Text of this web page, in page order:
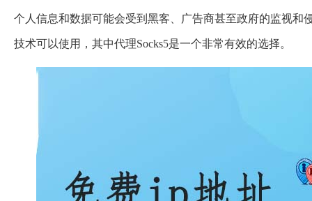
个人信息和数据可能会受到黑客、广告商甚至政府的监视和
技术可以使用，其中代理Socks5是一个非常有效的选择。